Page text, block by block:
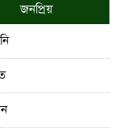
জনপ্রিয়